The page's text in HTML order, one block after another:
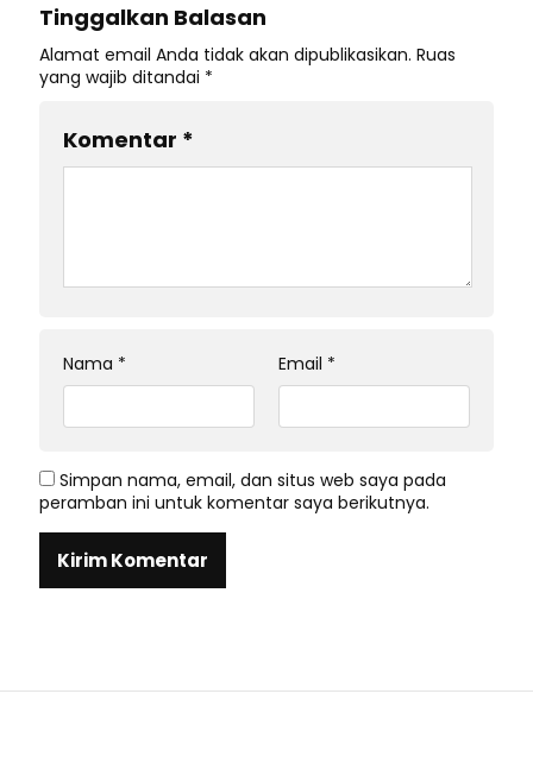
Tinggalkan Balasan
Alamat email Anda tidak akan dipublikasikan. Ruas
yang wajib ditandai *
Komentar *
Nama * Email *
Simpan nama, email, dan situs web saya pada
peramban ini untuk komentar saya berikutnya.